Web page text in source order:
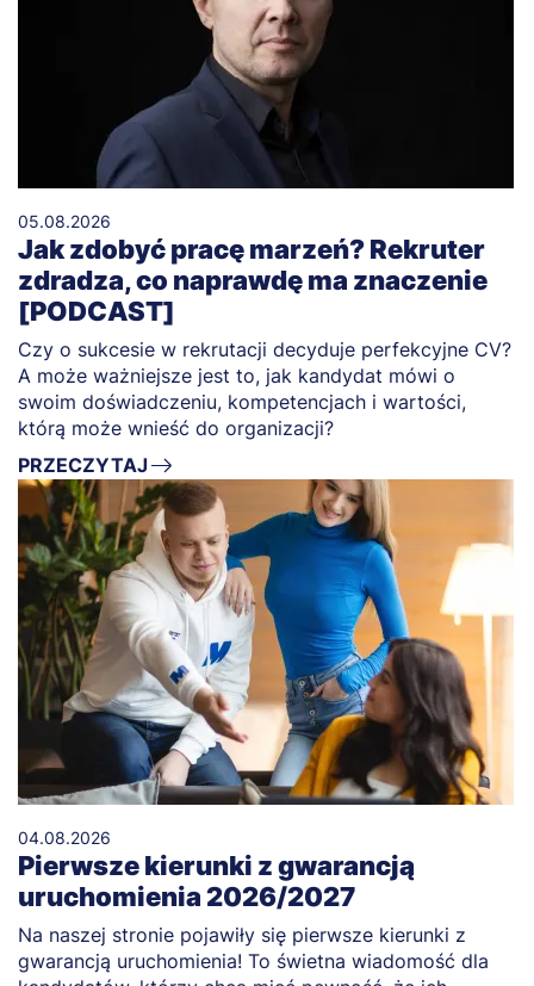
05.08.2026
Jak zdobyć pracę marzeń? Rekruter
zdradza, co naprawdę ma znaczenie
[PODCAST]
Czy o sukcesie w rekrutacji decyduje perfekcyjne CV?
A może ważniejsze jest to, jak kandydat mówi o
swoim doświadczeniu, kompetencjach i wartości,
którą może wnieść do organizacji?
PRZECZYTAJ
04.08.2026
Pierwsze kierunki z gwarancją
uruchomienia 2026/2027
Na naszej stronie pojawiły się pierwsze kierunki z
gwarancją uruchomienia! To świetna wiadomość dla